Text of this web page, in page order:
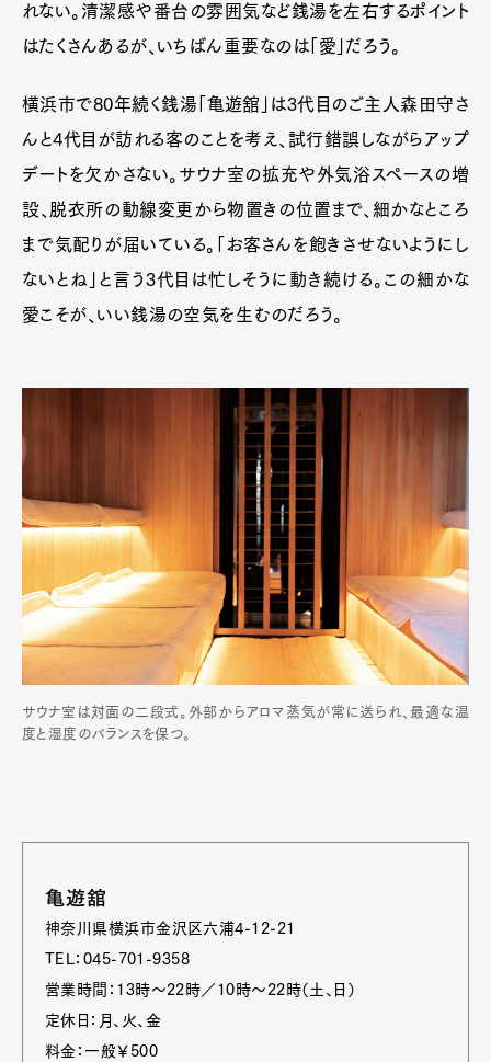
れない。清潔感や番台の雰囲気など銭湯を左右するポイント
はたくさんあるが、いちばん重要なのは「愛」だろう。
横浜市で80年続く銭湯「亀遊舘」は3代目のご主人森田守さ
んと4代目が訪れる客のことを考え、試行錯誤しながらアップ
デートを欠かさない。サウナ室の拡充や外気浴スペースの増
設、脱衣所の動線変更から物置きの位置まで、細かなところ
まで気配りが届いている。「お客さんを飽きさせないようにし
ないとね」と言う3代目は忙しそうに動き続ける。この細かな
愛こそが、いい銭湯の空気を生むのだろう。
サウナ室は対面の二段式。外部からアロマ蒸気が常に送られ、最適な温
度と湿度のバランスを保つ。
亀遊舘
神奈川県横浜市金沢区六浦4-12-21
TEL：045-701-9358
営業時間：13時～22時／10時～22時（土、日）
定休日：月、火、金
料金：一般￥500